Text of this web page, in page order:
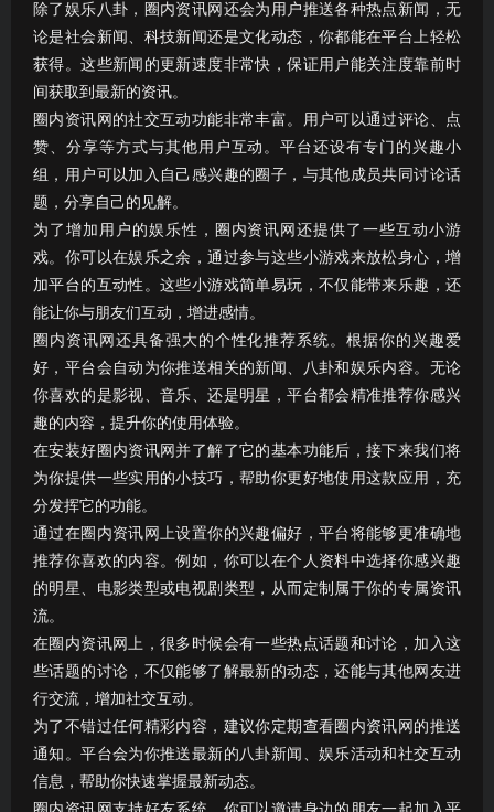
除了娱乐八卦，圈内资讯网还会为用户推送各种热点新闻，无
论是社会新闻、科技新闻还是文化动态，你都能在平台上轻松
获得。这些新闻的更新速度非常快，保证用户能关注度靠前时
间获取到最新的资讯。
圈内资讯网的社交互动功能非常丰富。用户可以通过评论、点
赞、分享等方式与其他用户互动。平台还设有专门的兴趣小
组，用户可以加入自己感兴趣的圈子，与其他成员共同讨论话
题，分享自己的见解。
为了增加用户的娱乐性，圈内资讯网还提供了一些互动小游
戏。你可以在娱乐之余，通过参与这些小游戏来放松身心，增
加平台的互动性。这些小游戏简单易玩，不仅能带来乐趣，还
能让你与朋友们互动，增进感情。
圈内资讯网还具备强大的个性化推荐系统。根据你的兴趣爱
好，平台会自动为你推送相关的新闻、八卦和娱乐内容。无论
你喜欢的是影视、音乐、还是明星，平台都会精准推荐你感兴
趣的内容，提升你的使用体验。
在安装好圈内资讯网并了解了它的基本功能后，接下来我们将
为你提供一些实用的小技巧，帮助你更好地使用这款应用，充
分发挥它的功能。
通过在圈内资讯网上设置你的兴趣偏好，平台将能够更准确地
推荐你喜欢的内容。例如，你可以在个人资料中选择你感兴趣
的明星、电影类型或电视剧类型，从而定制属于你的专属资讯
流。
在圈内资讯网上，很多时候会有一些热点话题和讨论，加入这
些话题的讨论，不仅能够了解最新的动态，还能与其他网友进
行交流，增加社交互动。
为了不错过任何精彩内容，建议你定期查看圈内资讯网的推送
通知。平台会为你推送最新的八卦新闻、娱乐活动和社交互动
信息，帮助你快速掌握最新动态。